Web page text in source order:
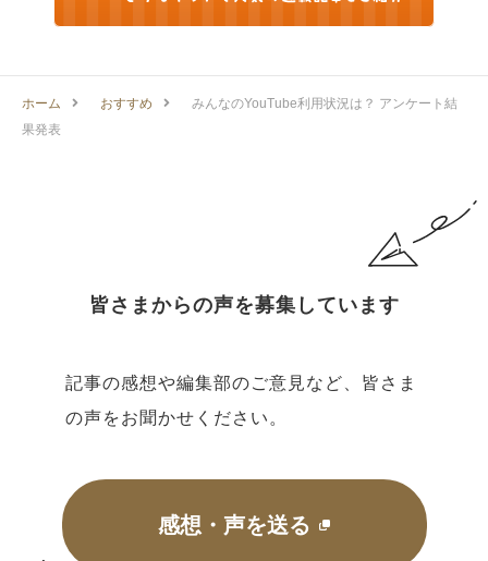
ホーム おすすめ
みんなのYouTube利用状況は？ アンケート結
果発表
皆さまからの声を募集しています
記事の感想や編集部のご意見など、皆さま
の声をお聞かせください。
感想・声を送る